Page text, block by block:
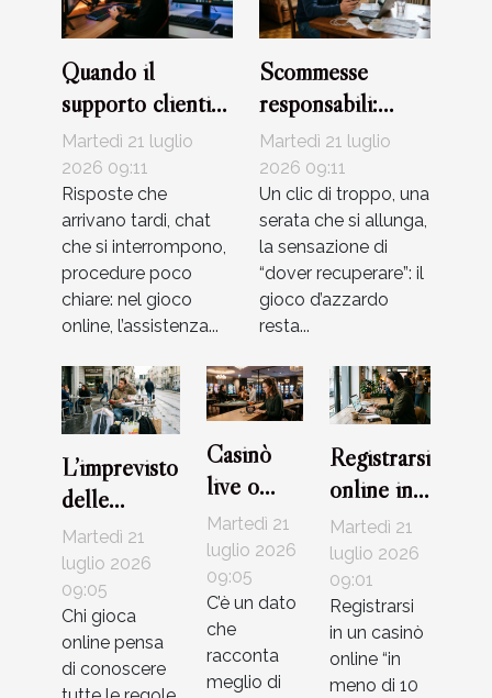
Quando il
supporto clienti
diventa alleato
del giocatore
Martedì 21 luglio
2026 09:11
Risposte che
arrivano tardi, chat
che si interrompono,
procedure poco
chiare: nel gioco
online, l’assistenza...
Scommesse
responsabili:
come riconoscere
i segnali d’allarme
Martedì 21 luglio
2026 09:11
Un clic di troppo, una
serata che si allunga,
la sensazione di
“dover recuperare”: il
gioco d’azzardo
resta...
L’imprevisto
delle
commissioni:
cosa il
giocatore
non
considera
mai
Martedì 21
luglio 2026
09:05
Chi gioca
online pensa
di conoscere
Casinò
live o
RNG: che
tipo di
giocatore
sei?
Martedì 21
luglio 2026
09:05
C’è un dato
che
racconta
meglio di
Registrarsi
online in
meno di
10 minuti:
mito o
realtà nei
casinò
moderni?
Martedì 21
luglio 2026
09:01
Registrarsi
in un casinò
online “in
meno di 10